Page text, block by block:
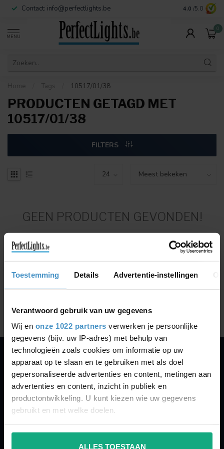
Toestemming Details Advertentie-instellingen
Verantwoord gebruik van uw gegevens
Wij en onze 1022 partners verwerken je persoonlijke
gegevens (bijv. uw IP-adres) met behulp van
technologieën zoals cookies om informatie op uw
apparaat op te slaan en te gebruiken met als doel
gepersonaliseerde advertenties en content, metingen aan
advertenties en content, inzicht in publiek en
productontwikkeling. U kunt kiezen wie uw gegevens
gebruikt en met welke doelen.
Als u het toestaat, willen we ook graag:
ALLES TOESTAAN
Contact: info@perfectlights.be 4.0 /5.0
MENU
0
Home Tags 10517/01/38
PRODUCTEN GETAGD MET
10517/01/38
FILTERS
GEEN PRODUCTEN GEVONDEN!
Toon1-0van 0
PERFECTLIGHTS
Gegevens:
Kruisbeeldsraat 72
9220 Hamme